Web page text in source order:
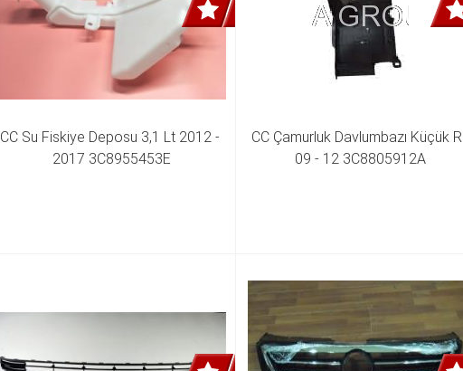
CC Su Fiskiye Deposu 3,1 Lt 2012 -
2017 3C8955453E
CC Çamurluk Davlumbazı Küçük R
09 - 12 3C8805912A